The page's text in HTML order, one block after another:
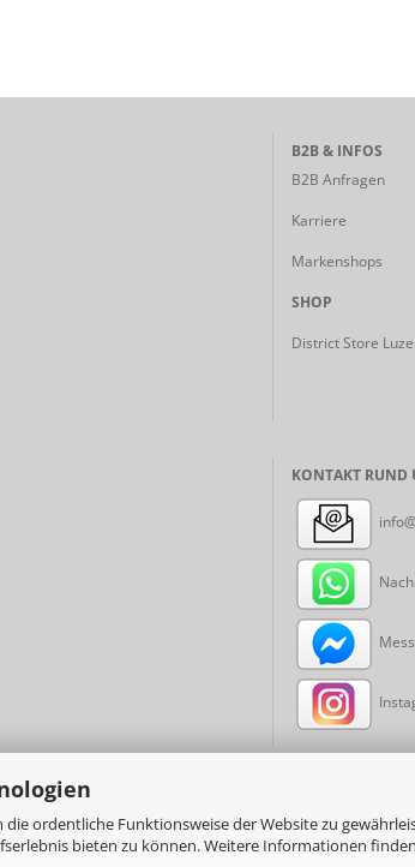
ordentliche Funktionsweise der Website zu
bieten zu können. Weitere Informationen
B2B & INFOS
B2B Anfragen
Karriere
Markenshops
SHOP
District Store
KONTAKT RUND